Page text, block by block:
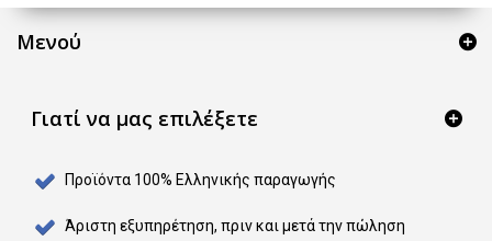
Μενού
Γιατί να μας επιλέξετε
Προϊόντα 100% Ελληνικής παραγωγής
Άριστη εξυπηρέτηση, πριν και μετά την πώληση